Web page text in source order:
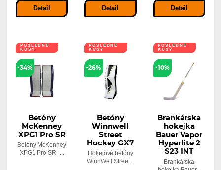
Detail Detail Detail
POSLEDNÉ
KUSY
-34%
Betóny
McKenney
XPG1 Pro SR
Betóny McKenney
XPG1 Pro SR -...
POSLEDNÉ
KUSY
-26%
Betóny
Winnwell
Street
Hockey GX7
Hokejové betóny
WinnWell Street...
POSLEDNÉ
KUSY
-10%
Brankárska
hokejka
Bauer Vapor
Hyperlite 2
S23 INT
Brankárska